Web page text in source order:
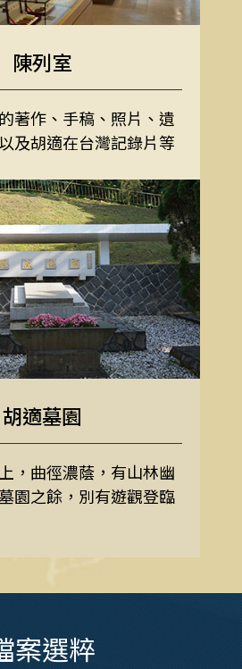
陳列室
著作、手稿、照片、遺
及胡適在台灣記錄片等
胡適墓園
，曲徑濃蔭，有山林幽
園之餘，別有遊觀登臨
案選粹